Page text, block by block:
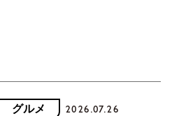
グルメ 2026.07.26